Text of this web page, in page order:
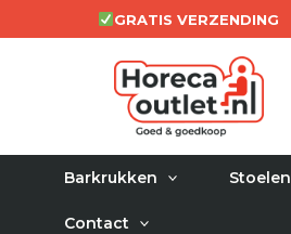
naar
GRATIS VERZENDING
Barkrukken Stoelen
Contact